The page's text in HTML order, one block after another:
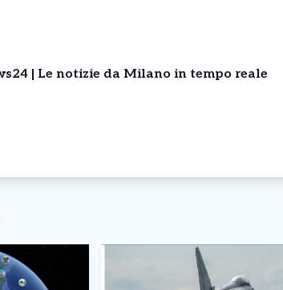
| Le notizie da Milano in tempo reale